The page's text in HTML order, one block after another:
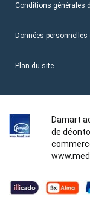
Conditions générales
Données personnelles
Plan du site
Damart
de